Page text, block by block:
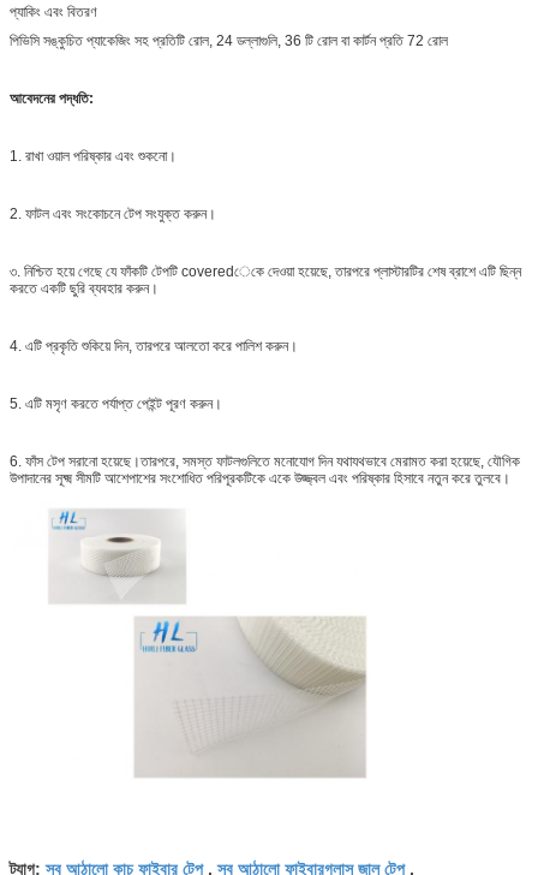
প্যাকিং এবং বিতরণ
পিভিসি সঙ্কুচিত প্যাকেজিং সহ প্রতিটি রোল, 24 ডল্লাগুলি, 36 টি রোল বা কার্টন প্রতি 72 রোল
আবেদনের পদ্ধতি:
1. রাখা ওয়াল পরিষ্কার এবং শুকনো।
2. ফাটল এবং সংকোচনে টেপ সংযুক্ত করুন।
৩. নিশ্চিত হয়ে গেছে যে ফাঁকটি টেপটি coveredেকে দেওয়া হয়েছে, তারপরে প্লাস্টারটির শেষ ব্রাশে এটি ছিন্ন
করতে একটি ছুরি ব্যবহার করুন।
4. এটি প্রকৃতি শুকিয়ে দিন, তারপরে আলতো করে পালিশ করুন।
5. এটি মসৃণ করতে পর্যাপ্ত পেইন্ট পূরণ করুন।
6. ফাঁস টেপ সরানো হয়েছে।তারপরে, সমস্ত ফাটলগুলিতে মনোযোগ দিন যথাযথভাবে মেরামত করা হয়েছে, যৌগিক
উপাদানের সূক্ষ্ম সীমটি আশেপাশের সংশোধিত পরিপূরকটিকে একে উজ্জ্বল এবং পরিষ্কার হিসাবে নতুন করে তুলবে।
ট্যাগ:স্ব আঠালো কাচ ফাইবার টেপ,স্ব আঠালো ফাইবারগ্লাস জাল টেপ,